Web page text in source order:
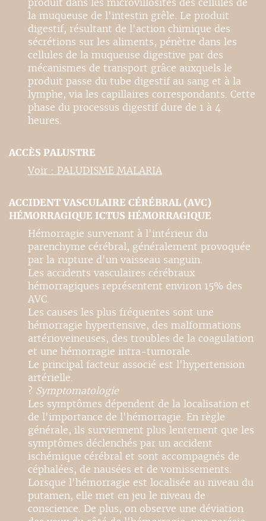
produit dans les microvillosités des cellules de
la muqueuse de l'intestin grêle. Le produit
digestif, résultant de l'action chimique des
sécrétions sur les aliments, pénètre dans les
cellules de la muqueuse digestive par des
mécanismes de transport grâce auxquels le
produit passe du tube digestif au sang et à la
lymphe, via les capillaires correspondants. Cette
phase du processus digestif dure de 1 à 4
heures.
ACCÈS PALUSTRE
Voir : PALUDISME MALARIA
ACCIDENT VASCULAIRE CÉRÉBRAL (AVC)
HÉMORRAGIQUE ICTUS HÉMORRAGIQUE
Hémorragie survenant à l'intérieur du
parenchyme cérébral, généralement provoquée
par la rupture d'un vaisseau sanguin.
Les accidents vasculaires cérébraux
hémorragiques représentent environ 15% des
AVC.
Les causes les plus fréquentes sont une
hémorragie hypertensive, des malformations
artérioveineuses, des troubles de la coagulation
et une hémorragie intra-tumorale.
Le principal facteur associé est l'hypertension
artérielle.
? Symptomatologie
Les symptômes dépendent de la localisation et
de l'importance de l'hémorragie. En règle
générale, ils surviennent plus lentement que les
symptômes déclenchés par un accident
ischémique cérébral et sont accompagnés de
céphalées, de nausées et de vomissements.
Lorsque l'hémorragie est localisée au niveau du
putamen, elle met en jeu le niveau de
conscience. De plus, on observe une déviation